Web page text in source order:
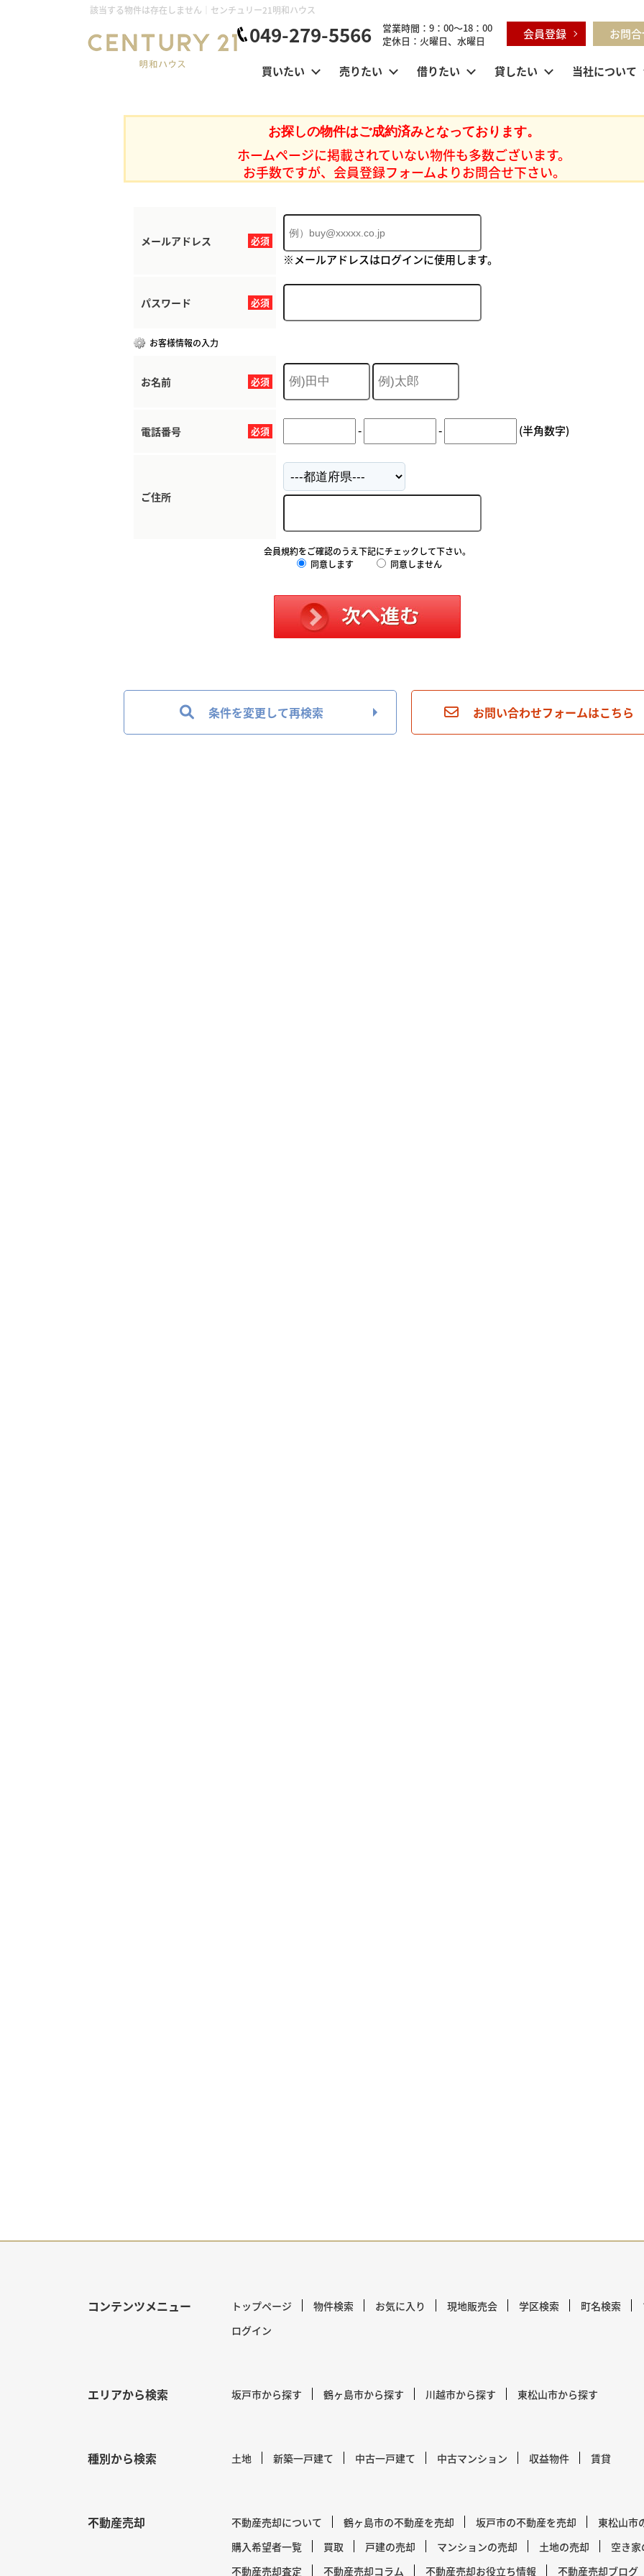
該当する物件は存在しません｜センチュリー21明和ハウス
049-279-5566
営業時間：9：00～18：00
定休日：火曜日、水曜日
会員登録 お問
買いたい 売りたい 借りたい 貸したい 当社について
お探しの物件はご成約済みとなっております。
ホームページに掲載されていない物件も多数ございます。
お手数ですが、会員登録フォームよりお問合せ下さい。
必須
メールアドレス
※メールアドレスはログインに使用します。
必須
パスワード
お客様情報の入力
必須
お名前
必須
電話番号 - - (半角数字)
ご住所
会員規約をご確認のうえ下記にチェックして下さい。
同意します
同意しません
条件を変更して再検索 お問い合わせフォームはこちら
コンテンツメニュー トップページ 物件検索 お気に入り 現地販売会 学区検索 町名検索
ログイン
エリアから検索 坂戸市から探す 鶴ヶ島市から探す 川越市から探す 東松山市から探す
種別から検索 土地 新築一戸建て 中古一戸建て 中古マンション 収益物件 賃貸
不動産売却 不動産売却について 鶴ヶ島市の不動産を売却 坂戸市の不動産を売却
東松山市
購入希望者一覧
買取 戸建の売却 マンションの売却 土地の売却
空き
不動産売却査定
不動産売却コラム 不動産売却お役立ち情報 不動産売却ブログ